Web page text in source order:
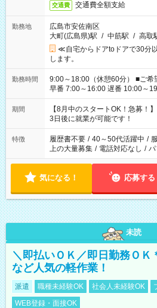
交通費 交通費全額支給
勤務地
広島市安佐南区
大町(広島県)駅 / 中筋駅 / 高取
≪自宅からドアtoドアで30分
します。
勤務時間
9:00～18:00（休憩60分） ■ご希望があれば下記シフトもOK！
早番 7:00～16:00 遅番 10:00～
と休みを合わせたい」 「余裕を
「できれば残業はしたくない」
ね。 ※Wワーク希望の方へ 今ご覧のお仕事で希望する勤務時間
と、もう1つのお仕事の勤務時
合は応募できません。
期間
【8月中のスタートOK！急募
3日後に就業が可能です！
特徴 履歴書不要 / 40～50代活躍中 /
上の大量募集 / 電話対応なし /
気になる！ 応募する
未読
＼即払いＯＫ／即日勤務ＯＫ
など人気の軽作業！
派遣 職種未経験OK 社会人未経験OK
WEB登録・面接OK